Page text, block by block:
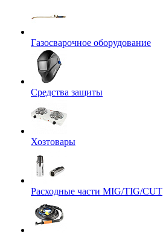
Газосварочное оборудование
Средства защиты
Хозтовары
Расходные части MIG/TIG/CUT